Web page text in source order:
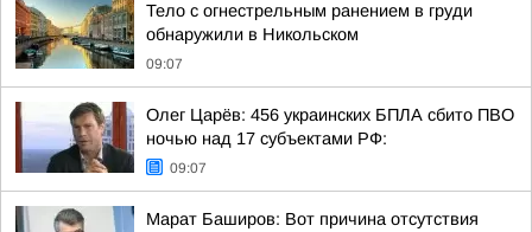
Тело с огнестрельным ранением в груди
обнаружили в Никольском
09:07
Олег Царёв: 456 украинских БПЛА сбито ПВО
ночью над 17 субъектами РФ:
09:07
Марат Баширов: Вот причина отсутствия